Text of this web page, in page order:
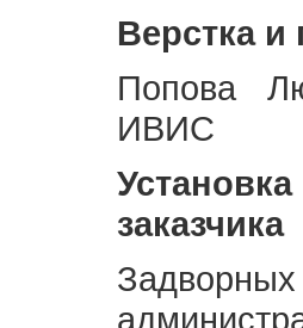
Верстка и
Попова
ИВИС
заказчика